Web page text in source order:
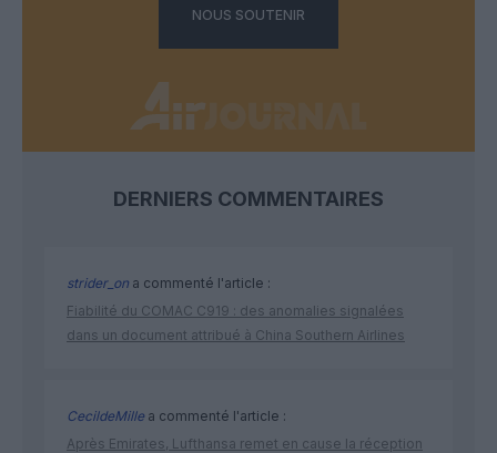
NOUS SOUTENIR
DERNIERS COMMENTAIRES
strider_on a commenté l'article :
Fiabilité du COMAC C919 : des anomalies signalées
dans un document attribué à China Southern Airlines
CecildeMillea commenté l'article :
Après Emirates, Lufthansa remet en cause la réception